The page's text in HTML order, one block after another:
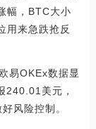
幅，BTC大小
用来急跌抢反
易OKEx数据显
240.01美元，
风险控制。